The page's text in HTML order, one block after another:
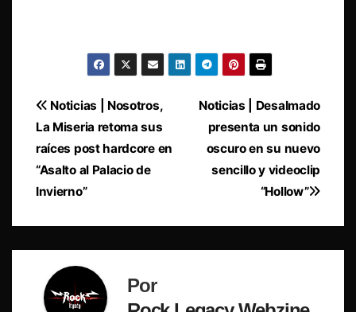
Navegación
de
entradas
Noticias | Desalmado
presenta un sonido
oscuro en su nuevo
sencillo y videoclip
“Hollow”
Noticias | Nosotros,
La Miseria retoma sus
raíces post hardcore en
“Asalto al Palacio de
Invierno”
Por